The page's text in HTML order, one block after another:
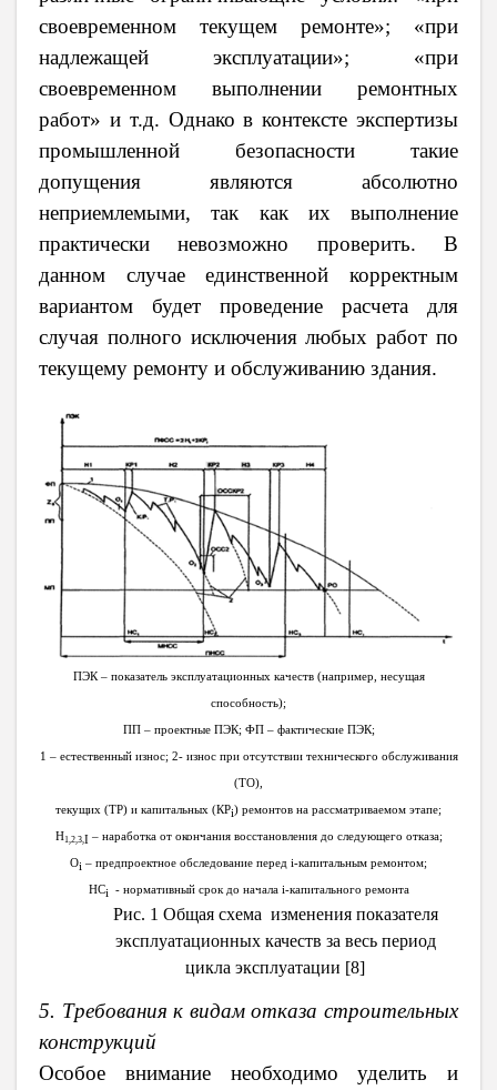
своевременном текущем ремонте»; «при
надлежащей эксплуатации»; «при
своевременном выполнении ремонтных
работ» и т.д. Однако в контексте экспертизы
промышленной безопасности такие
допущения являются абсолютно
неприемлемыми, так как их выполнение
практически невозможно проверить. В
данном случае единственной корректным
вариантом будет проведение расчета для
случая полного исключения любых работ по
текущему ремонту и обслуживанию здания.
ПЭК – показатель эксплуатационных качеств (например, несущая
способность);
ПП – проектные ПЭК; ФП – фактические ПЭК;
1 – естественный износ; 2- износ при отсутствии технического обслуживания
(ТО),
текущих (ТР) и капитальных (КРi) ремонтов на рассматриваемом этапе;
Н1,2,3,I– наработка от окончания восстановления до следующего отказа;
Оi – предпроектное обследование перед i-капитальным ремонтом;
НСi - нормативный срок до начала i-капитального ремонта
Рис. 1 Общая схема изменения показателя
эксплуатационных качеств за весь период
цикла эксплуатации [8]
5. Требования к видам отказа строительных
конструкций
Особое внимание необходимо уделить и